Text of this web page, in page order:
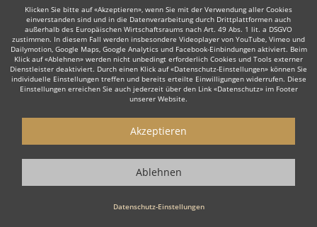
Zitherspieler Kabarettist & Komiker Gedankenleser
Wie funktioniert's?
Starten Sie mit dem Button 'Kostenlos anfragen' eine Anfrage an die für
Sie interessanten Showkünstler - also z. B. bestimmte Feuerkünstler
oder auch Feuerspucker. Diesen Button finden Sie auf den jeweiligen
Künstler-Profil-Seiten.
Klicken Sie bitte auf «Akzeptieren», wenn Sie mit der Verwendung aller Cookies
einverstanden sind und in die Datenverarbeitung durch Drittplattformen auch
außerhalb des Europäischen Wirtschaftsraums nach Art. 49 Abs. 1 lit. a DSGVO
zustimmen. In diesem Fall werden insbesondere Videoplayer von YouTube, Vimeo und
Dailymotion, Google Maps, Google Analytics und Facebook-Einbindungen aktiviert. Beim
Klick auf «Ablehnen» werden nicht unbedingt erforderlich Cookies und Tools externer
Dienstleister deaktiviert. Durch einen Klick auf «Datenschutz-Einstellungen» können Sie
individuelle Einstellungen treffen und bereits erteilte Einwilligungen widerrufen. Diese
Einstellungen erreichen Sie auch jederzeit über den Link «Datenschutz» im Footer
unserer Website.
Datenschutz-Einstellungen
Akzeptieren
Ablehnen